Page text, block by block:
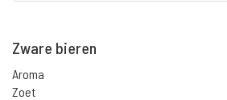
Zware bieren
Aroma
Zoet